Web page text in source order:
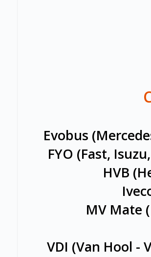
Evobus
FYO (Fast,
HVB
MV Mate
VDI (Van Hool -